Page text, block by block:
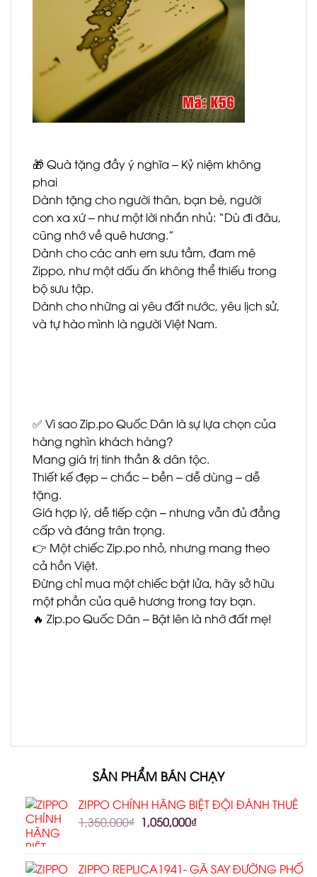
🎁 Quà tặng đầy ý nghĩa – Kỷ niệm không
phai
Dành tặng cho người thân, bạn bè, người
con xa xứ – như một lời nhắn nhủ: “Dù đi đâu,
cũng nhớ về quê hương.”
Dành cho các anh em sưu tầm, đam mê
Zippo, như một dấu ấn không thể thiếu trong
bộ sưu tập.
Dành cho những ai yêu đất nước, yêu lịch sử,
và tự hào mình là người Việt Nam.
✅ Vì sao Zip.po Quốc Dân là sự lựa chọn của
hàng nghìn khách hàng?
Mang giá trị tinh thần & dân tộc.
Thiết kế đẹp – chắc – bền – dễ dùng – dễ
tặng.
Giá hợp lý, dễ tiếp cận – nhưng vẫn đủ đẳng
cấp và đáng trân trọng.
👉 Một chiếc Zip.po nhỏ, nhưng mang theo
cả hồn Việt.
Đừng chỉ mua một chiếc bật lửa, hãy sở hữu
một phần của quê hương trong tay bạn.
🔥 Zip.po Quốc Dân – Bật lên là nhớ đất mẹ!
SẢN PHẨM BÁN CHẠY
ZIPPO CHÍNH HÃNG BIỆT ĐỘI ĐÁNH THUÊ
1,350,000₫ 1,050,000₫
ZIPPO REPLICA1941- GÃ SAY ĐƯỜNG PHỐ